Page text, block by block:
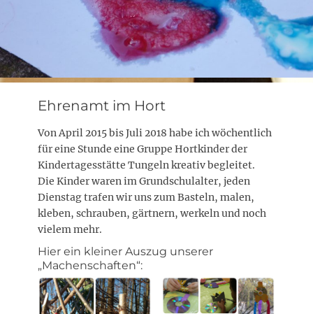
Ehrenamt im Hort
Von April 2015 bis Juli 2018 habe ich wöchentlich
für eine Stunde eine Gruppe Hortkinder der
Kindertagesstätte Tungeln kreativ begleitet.
Die Kinder waren im Grundschulalter, jeden
Dienstag trafen wir uns zum Basteln, malen,
kleben, schrauben, gärtnern, werkeln und noch
vielem mehr.
Hier ein kleiner Auszug unserer
„Machenschaften“: